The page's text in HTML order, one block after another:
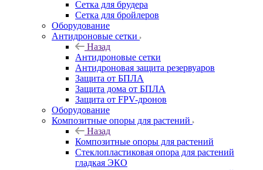
Сетка для брудера
Сетка для бройлеров
Оборудование
Антидроновые сетки
Назад
Антидроновые сетки
Антидроновая защита резервуаров
Защита от БПЛА
Защита дома от БПЛА
Защита от FPV-дронов
Оборудование
Композитные опоры для растений
Назад
Композитные опоры для растений
Стеклопластиковая опора для растений
гладкая ЭКО